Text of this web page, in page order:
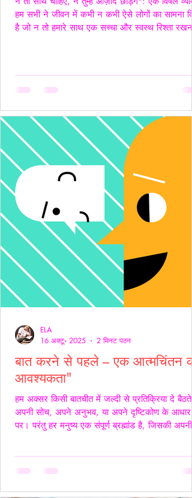
हम सभी ने जीवन में कभी न कभी ऐसे लोगों का सामना
है जो न तो हमारे साथ एक सच्चा और स्वस्थ रिश्ता रखना
अक्सर "Toxic", यानी विषैले व्यवहार के उदाहरण होते हैं,
बात करने से पहले – एक आत्मचिंतन की
आवश्यकता"
हम अक्सर किसी बातचीत में जल्दी से प्रतिक्रिया दे बैठते
अपनी सोच, अपने अनुभव, या अपने दृष्टिकोण के आधार
पर। परंतु हर मनुष्य एक संपूर्ण ब्रह्मांड है, जिसकी अपनी
केवल ध्वनियाँ नहीं होते; वे असर डालते हैं कभी सान्त्वना
हैं, कभी चोट। हर व्यक्ति की अपनी 'दुनिया' होती है हम
ELA
16 अक्टू॰ 2025
2 मिनट पठन